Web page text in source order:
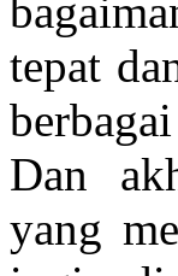
tepat
Dan
yang